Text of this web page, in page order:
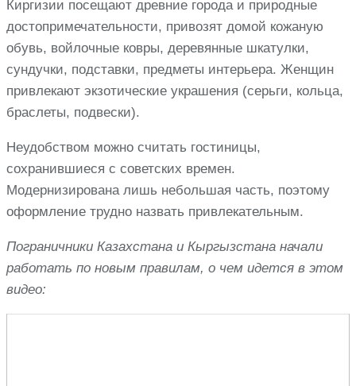
Киргизии посещают древние города и природные
достопримечательности, привозят домой кожаную
обувь, войлочные ковры, деревянные шкатулки,
сундучки, подставки, предметы интерьера. Женщин
привлекают экзотические украшения (серьги, кольца,
браслеты, подвески).
Неудобством можно считать гостиницы,
сохранившиеся с советских времен.
Модернизирована лишь небольшая часть, поэтому
оформление трудно назвать привлекательным.
Пограничники Казахстана и Кыргызстана начали
работать по новым правилам, о чем идется в этом
видео: